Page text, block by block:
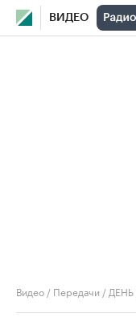
ВИДЕО
Видео / Передачи / ДЕНЬ